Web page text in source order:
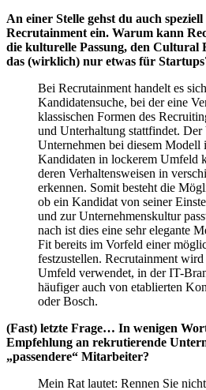
An einer Stelle gehst du auch
Recrutainment ein. Warum kann
die kulturelle Passung, den Cultural
das (wirklich) nur etwas für
Bei Recrutainment handelt es
Kandidatensuche, bei der eine
klassischen Formen des
und Unterhaltung stattfindet.
Unternehmen bei diesem Modell
Kandidaten in lockerem Umfeld
deren Verhaltensweisen in
erkennen. Somit besteht die
ob ein Kandidat von seiner
und zur Unternehmenskultur
nach ist dies eine sehr elegante
Fit bereits im Vorfeld einer
festzustellen. Recrutainment
Umfeld verwendet, in der IT-
häufiger auch von etablierten
oder Bosch.
(Fast) letzte Frage… In wenigen
Empfehlung an rekrutierende
„passendere“ Mitarbeiter?
Mein Rat lautet: Rennen Sie